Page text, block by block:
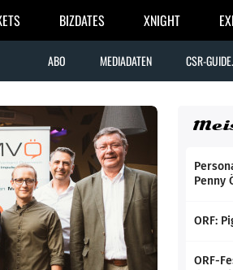
BIZDATES XNIGHT
ABO MEDIADATEN CSR-
Penny
ORF:
ORF-